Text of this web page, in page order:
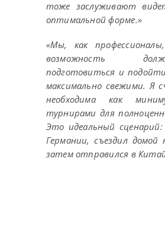
тоже заслуживают
оптимальной форме.»
«Мы, как
возможность
подготовиться и
максимально свежими. Я
необходима как
турнирами для
Это идеальный
Германии, съездил домой
затем отправился в